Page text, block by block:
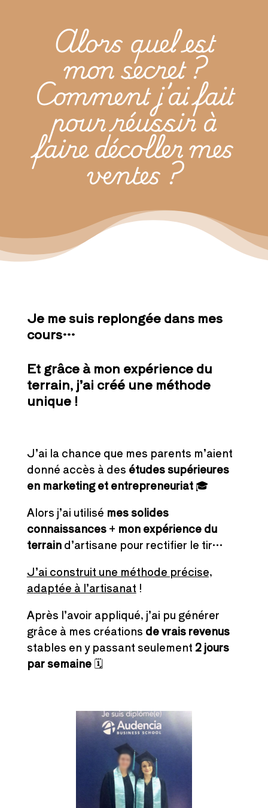
Alors quel est
mon secret ?
Comment j’ai fait
pour réussir à
faire décoller mes
ventes ?
Je me suis replongée dans mes
cours…
Et grâce à mon expérience du
terrain, j’ai créé une méthode
unique !
J’ai la chance que mes parents m’aient
donné accès à des études supérieures
en marketing et entrepreneuriat🎓
Alors j’ai utilisé mes solides
connaissances+ mon expérience du
terraind’artisane pour rectifier le tir…
J’ai construit une méthode précise,
adaptée à l’artisanat !
Après l’avoir appliqué, j’ai pu générer
grâce à mes créations de vrais revenus
stables en y passant seulement 2 jours
par semaine🗓️